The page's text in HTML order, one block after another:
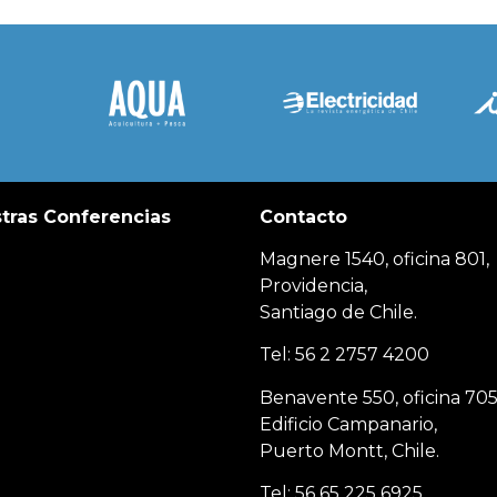
Conferencias Contacto
Magnere 1540, oficina 801,
Providencia,
Santiago de Chile.
Tel: 56 2 2757 4200
Benavente 550, oficina
Edificio Campanario,
Puerto Montt, Chile.